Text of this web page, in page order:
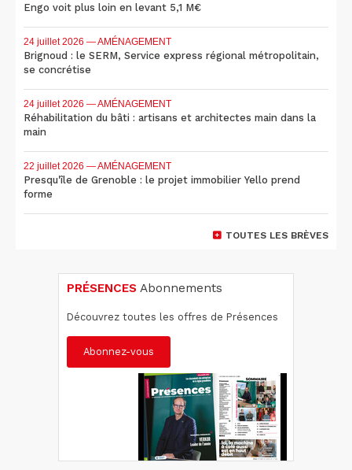
Engo voit plus loin en levant 5,1 M€
24 juillet 2026 — AMÉNAGEMENT
Brignoud : le SERM, Service express régional métropolitain,
se concrétise
24 juillet 2026 — AMÉNAGEMENT
Réhabilitation du bâti : artisans et architectes main dans la
main
22 juillet 2026 — AMÉNAGEMENT
Presqu'île de Grenoble : le projet immobilier Yello prend
forme
TOUTES LES BRÈVES
PRÉSENCES Abonnements
Découvrez toutes les offres de Présences
Abonnez-vous